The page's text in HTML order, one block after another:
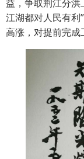
益，争取荆江分洪
江湖都对人民有利
高涨，对提前完成